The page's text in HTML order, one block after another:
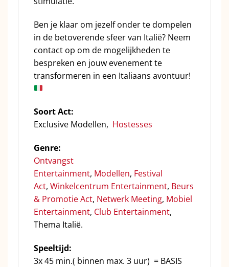
Ben je klaar om jezelf onder te dompelen
in de betoverende sfeer van Italië? Neem
contact op om de mogelijkheden te
bespreken en jouw evenement te
transformeren in een Italiaans avontuur!
Soort Act:
Exclusive Modellen, Hostesses
Genre:
Ontvangst
Entertainment, Modellen, Festival
Act, Winkelcentrum Entertainment, Beurs
& Promotie Act, Netwerk Meeting, Mobiel
Entertainment, Club Entertainment,
Thema Italië.
Speeltijd:
3x 45 min.( binnen max. 3 uur) = BASIS